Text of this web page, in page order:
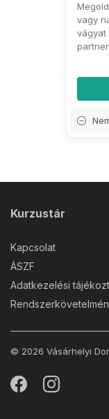
vagy
vágyat
Kurzustár
Kapcsolat
ÁSZF
Adatkezelési
© 2026 Vásárhelyi